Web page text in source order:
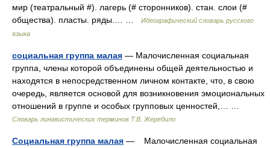
мир (театральный #). лагерь (# сторонников). стан. слои (#
общества). пласты. ряды.… …
Идеографический словарь русского
языка
социальная группа малая — Малочисленная социальная
группа, члены которой объединены общей деятельностью и
находятся в непосредственном личном контакте, что, в свою
очередь, является основой для возникновения эмоциональных
отношений в группе и особых групповых ценностей,… …
Словарь лингвистических терминов Т.В. Жеребило
Социальная группа малая — Малочисленная социальная